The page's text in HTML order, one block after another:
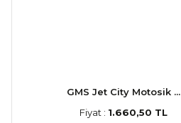
GMS Jet City Motosik ...
Fiyat : 1.660,50 TL